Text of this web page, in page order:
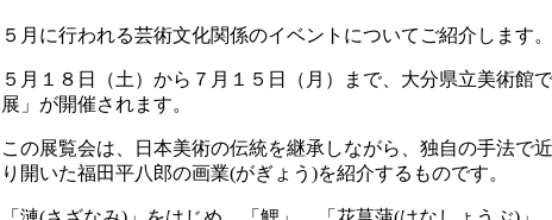
５月に行われる芸術文化関係のイベントについてご紹介します。
５月１８日（土）から７月１５日（月）まで、大分県立美術
展」が開催されます。
この展覧会は、日本美術の伝統を継承しながら、独自の手法で
り開いた福田平八郎の画業(がぎょう)を紹介するものです。